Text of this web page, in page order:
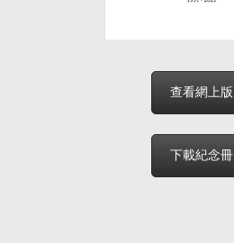
查看網上版
下載紀念冊